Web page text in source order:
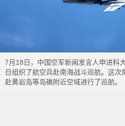
7月18日，中国空军新闻发言人申进科
日组织了航空兵赴南海战斗巡航。这
赴黄岩岛等岛礁附近空域进行了巡航。